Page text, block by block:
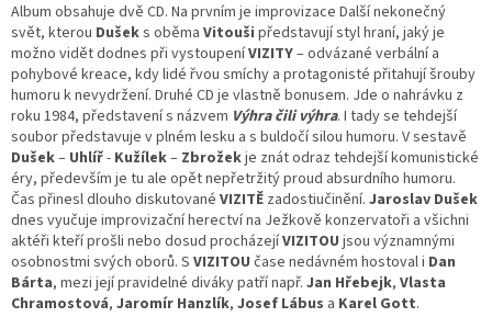
Album obsahuje dvě CD. Na prvním je improvizace Další nekonečný
svět, kterou Dušeks oběma Vitouši představují styl hraní, jaký je
možno vidět dodnes při vystoupeníVIZITY– odvázané verbální a
pohybové kreace, kdy lidé řvou smíchy a protagonisté přitahují šrouby
humoru k nevydržení. Druhé CD je vlastně bonusem. Jde o nahrávku z
roku 1984, představení s názvem Výhra čili výhra. I tady se tehdejší
soubor představuje v plném lesku a s buldočí silou humoru. V sestavě
Dušek– Uhlíř- Kužílek– Zbrožekje znát odraz tehdejší komunistické
éry, především je tu ale opět nepřetržitý proud absurdního humoru.
Čas přinesl dlouho diskutované VIZITĚ zadostiučinění. Jaroslav Dušek
dnes vyučuje improvizační herectví na Ježkově konzervatoři a všichni
aktéři kteří prošli nebo dosud procházejíVIZITOU jsou významnými
osobnostmi svých oborů. S VIZITOU čase nedávném hostoval i Dan
Bárta, mezi její pravidelné diváky patří např. Jan Hřebejk, Vlasta
Chramostová, Jaromír Hanzlík, Josef Lábus a Karel Gott.